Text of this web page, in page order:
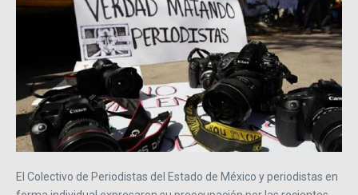
El Colectivo de Periodistas del Estado de México y periodistas en